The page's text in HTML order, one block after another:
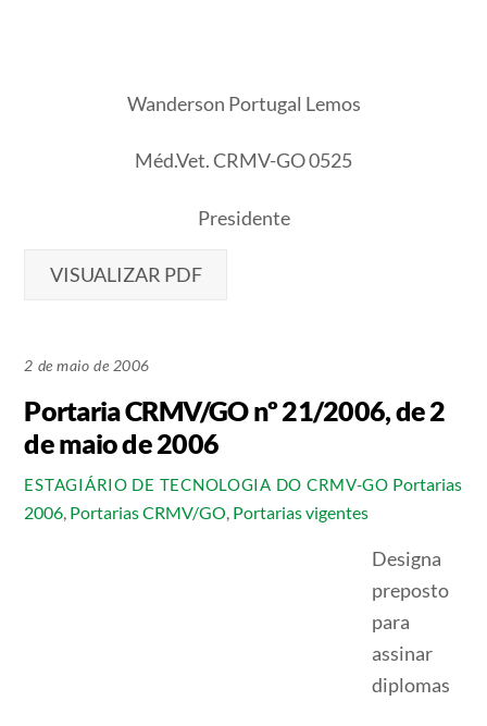
Wanderson Portugal Lemos
Méd.Vet. CRMV-GO 0525
Presidente
VISUALIZAR PDF
2 de maio de 2006
Portaria CRMV/GO nº 21/2006, de 2
de maio de 2006
ESTAGIÁRIO DE TECNOLOGIA DO CRMV-GO Portarias
2006, Portarias CRMV/GO, Portarias vigentes
Designa
preposto
para
assinar
diplomas